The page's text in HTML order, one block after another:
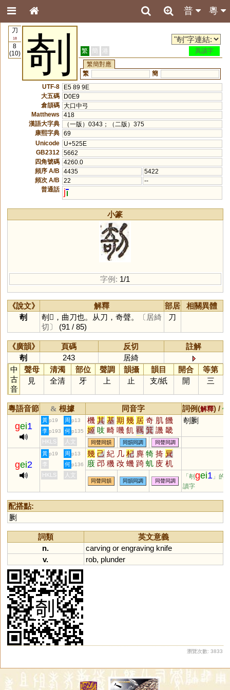
粵
普
刀
18
8
(10)
剞 繁 簡 港
異讀字
繁簡對應
繁
簡
UTF-8
E5 89 9E
大五碼
D0E9
倉頡碼 大口中弓
Matthews
418
漢語大字典
（一版）0343；（二版）375
康熙字典 69
Unicode
U+525E
GB2312
5662
四角號碼 4260.0
頻序 A/B
4435
5422
頻次 A/B
22
--
普通話
j
小篆
字例: 1/1
《說文》 解釋 部居
相關異體
剞
剞𠜾，曲刀也。从刀，奇聲。
〔居綺
切〕
(91 / 85)
刀
《廣韻》 頁碼 反切
註解
剞
243
居綺
中
古
音
聲母 清濁 部位 聲調 韻攝 韻目 開合
等第
見
全清 牙 上 止 支/紙 開 三
粵語音節 & 根據 同音字 詞例(解釋) /
gei1
黃 p19 周 p13 機 其 基 期 幾 居 奇 肌 饑
姬 吱 畸 嘰 飢 羈 箕 譏 畿
几 禨 鞿 犄 碁 丌 磯 璣 乩
觭 錤 簊 鄿 諅 敧 踦 萁 踑
羇 鐖 稘 唭 刉 机
剞劂
李 p193 何 p135
HKLS 人文 同聲同韻 同韻同調 同聲同調
gei2
黃 p19 周 p13 幾 己 紀 几 杞 麂 犄 掎 㠱
庪 邔 穖 妀 蟣 踦 虮 庋 机
李 何 p136
HKLS 人文
同聲同韻 同韻同調 同聲同調
「剞gei1 」的
讀字
配搭點:
劂
詞類
英文意義
n.
carving or engraving knife
v.
rob, plunder
瀏覽次數: 3833